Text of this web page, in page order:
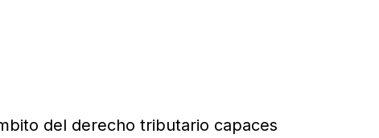
del derecho tributario capaces